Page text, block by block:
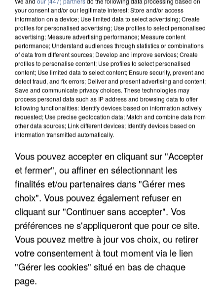
APRÈS TOUTES CES CANICULES, LES REFUGES
your consent and/or our legitimate interest: Store and/or access
information on a device; Use limited data to select advertising; Create
profiles for personalised advertising; Use profiles to select personalised
advertising; Measure advertising performance; Measure content
performance; Understand audiences through statistics or combinations
of data from different sources; Develop and improve services; Create
profiles to personalise content; Use profiles to select personalised
content; Use limited data to select content; Ensure security, prevent and
detect fraud, and fix errors; Deliver and present advertising and content;
Save and communicate privacy choices. These technologies may
process personal data such as IP address and browsing data to offer
following functionalities: Identify devices based on information actively
requested; Use precise geolocation data; Match and combine data from
other data sources; Link different devices; Identify devices based on
information transmitted automatically.
Vous pouvez accepter en cliquant sur "Accepter
et fermer", ou affiner en sélectionnant les
finalités et/ou partenaires dans "Gérer mes
choix". Vous pouvez également refuser en
cliquant sur "Continuer sans accepter". Vos
préférences ne s'appliqueront que pour ce site.
Vous pouvez mettre à jour vos choix, ou retirer
votre consentement à tout moment via le lien
"Gérer les cookies" situé en bas de chaque
page.